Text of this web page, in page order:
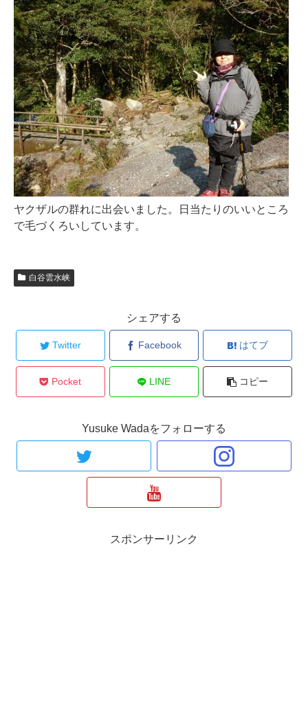
ヤクザルの群れに出会いました。日当たりのいいところ
で毛づくろいしています。
白谷雲水峡
シェアする
Twitter Facebook はてブ
Pocket LINE コピー
Yusuke Wadaをフォローする
スポンサーリンク